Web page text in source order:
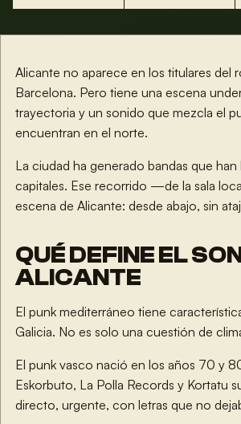
Alicante no aparece en los titulares del
Barcelona. Pero tiene una escena
trayectoria y un sonido que mezcla el
encuentran en el norte.
La ciudad ha generado bandas que
capitales. Ese recorrido —de la sala
escena de Alicante: desde abajo, sin
QUÉ DEFINE EL
ALICANTE
El punk mediterráneo tiene
Galicia. No es solo una cuestión de
El punk vasco nació en los años 70 y
Eskorbuto, La Polla Records y Kortatu
directo, urgente, con letras que no